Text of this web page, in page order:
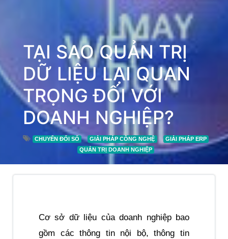
TẠI SAO QUẢN TRỊ
DỮ LIỆU LẠI QUAN
TRỌNG ĐỐI VỚI
DOANH NGHIỆP?
CHUYỂN ĐỔI SỐ GIẢI PHÁP CÔNG NGHỆ
GIẢI PHÁP ERP
QUẢN TRỊ DOANH NGHIỆP
Cơ sở dữ liệu của doanh nghiệp bao
gồm các thông tin nội bộ, thông tin